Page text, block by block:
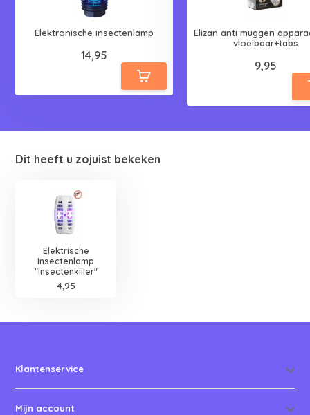
Elektronische insectenlamp
14,95
Elizan anti muggen
vloeibaar+tabs
9,95
Dit heeft u zojuist bekeken
Elektrische
Insectenlamp
"Insectenkiller"
4,95
Klantenservice
Mijn account